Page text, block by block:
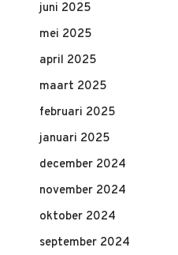
juni 2025
mei 2025
april 2025
maart 2025
februari 2025
januari 2025
december 2024
november 2024
oktober 2024
september 2024